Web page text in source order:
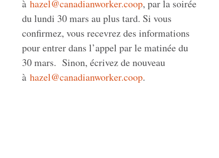
à hazel@canadianworker.coop, par la soirée
du lundi 30 mars au plus tard. Si vous
confirmez, vous recevrez des informations
pour entrer dans l’appel par le matinée du
30 mars. Sinon, écrivez de nouveau
à hazel@canadianworker.coop.